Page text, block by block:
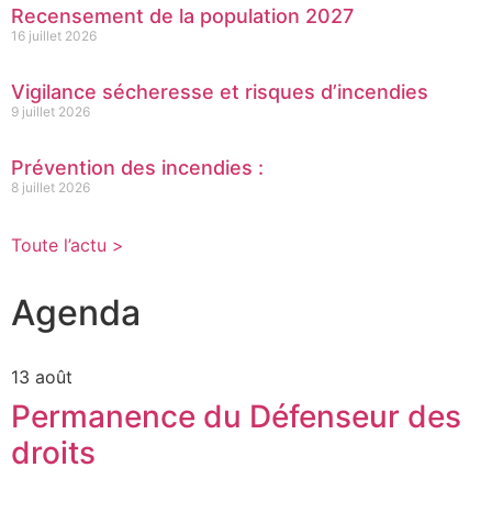
Recensement de la population 2027
16 juillet 2026
Vigilance sécheresse et risques d’incendies
9 juillet 2026
Prévention des incendies :
8 juillet 2026
Toute l’actu >
Agenda
13 août
Permanence du Défenseur des
droits